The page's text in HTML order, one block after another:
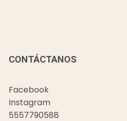
CONTÁCTANOS
Facebook
Instagram
5557790588